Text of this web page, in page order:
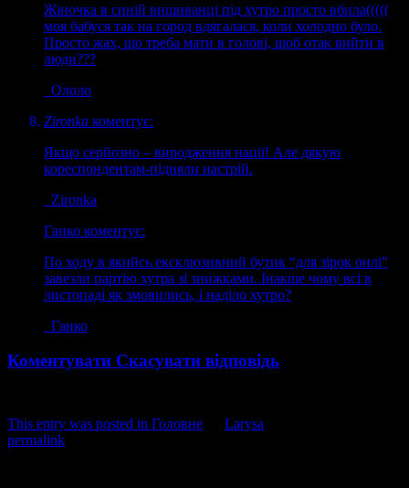
Жіночка в синій вишиванці під хутро просто вбила(((((
моя бабуся так на город вдягалася, коли холодно було.
Просто жах, що треба мати в голові, щоб отак вийти в
люди???
Ололо
Zironka коментує:
Якщо серйозно – виродження нації! Але дякую
кореспондентам-підняли настрій.
Zironka
Ганко коментує:
По ходу в якийсь ексклюзивний бутик “для зірок онлі”
завезли партію хутра зі знижками. Інакше чому всі в
листопаді як змовились, і наділо хутро?
Ганко
Коментувати Скасувати відповідь
This entry was posted in Головне Larysa
permalink